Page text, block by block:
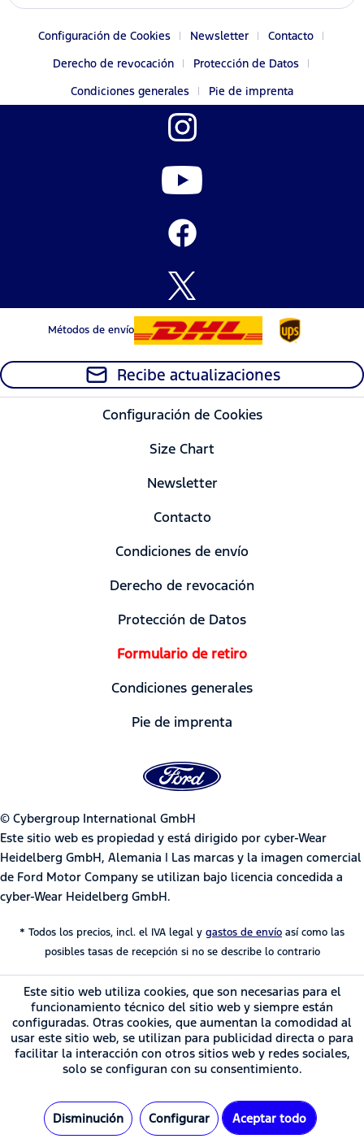
Configuración de Cookies Newsletter
Contacto
Derecho de revocación
Protección de Datos
Condiciones generales
Pie de imprenta
Métodos de envío
Recibe actualizaciones
Configuración de Cookies
Size Chart
Newsletter
Contacto
Condiciones de envío
Derecho de revocación
Protección de Datos
Formulario de retiro
Condiciones generales
Pie de imprenta
© Cybergroup International GmbH
Este sitio web es propiedad y está dirigido por cyber-Wear
Heidelberg GmbH, Alemania | Las marcas y la imagen comercial
de Ford Motor Company se utilizan bajo licencia concedida a
cyber-Wear Heidelberg GmbH.
* Todos los precios, incl. el IVA legal y gastos de envío así como las
posibles tasas de recepción si no se describe lo contrario
Este sitio web utiliza cookies, que son necesarias para el
funcionamiento técnico del sitio web y siempre están
configuradas. Otras cookies, que aumentan la comodidad al
usar este sitio web, se utilizan para publicidad directa o para
facilitar la interacción con otros sitios web y redes sociales,
solo se configuran con su consentimiento.
Disminución Configurar Aceptar todo